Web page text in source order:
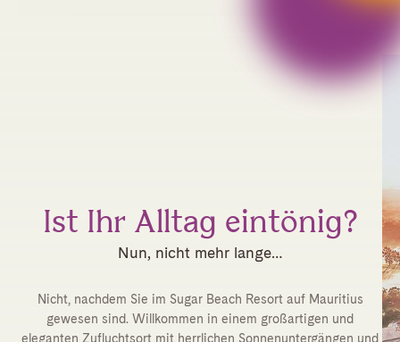
Ist Ihr Alltag eintönig?
Nun, nicht mehr lange…
Nicht, nachdem Sie im Sugar Beach Resort auf Mauritius
gewesen sind. Willkommen in einem großartigen und
eleganten Zufluchtsort mit herrlichen Sonnenuntergängen und